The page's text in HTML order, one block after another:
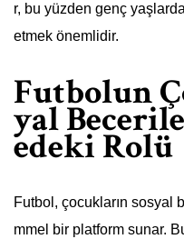
r, bu yüzden genç
etmek önemlidir.
Futbolun
yal
edeki Rolü
Futbol, çocukların sosyal
mmel bir platform sunar.